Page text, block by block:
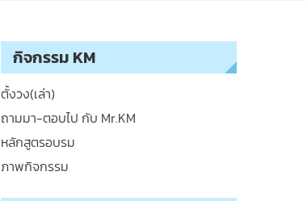
กิจกรรม KM
ตั้งวง(เล่า)
ถามมา-ตอบไป กับ Mr.KM
หลักสูตรอบรม
ภาพกิจกรรม